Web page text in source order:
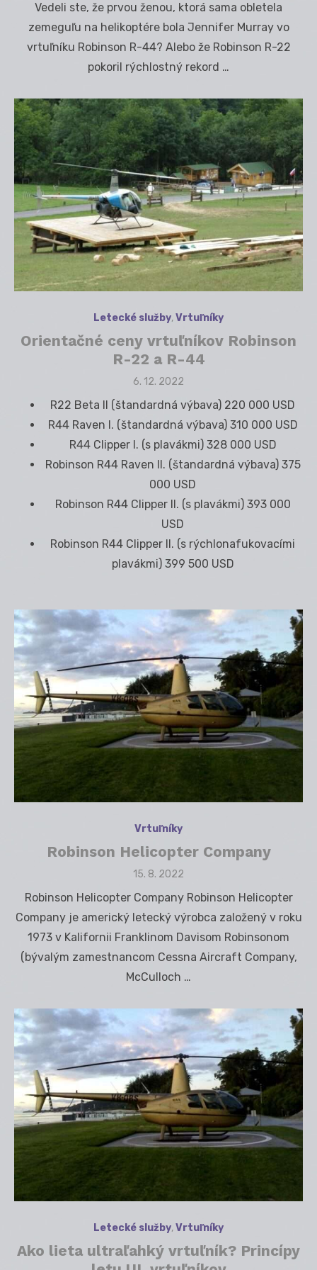
Vedeli ste, že prvou ženou, ktorá sama obletela
zemeguľu na helikoptére bola Jennifer Murray vo
vrtuľníku Robinson R-44? Alebo že Robinson R-22
pokoril rýchlostný rekord …
Letecké služby,Vrtuľníky
Orientačné ceny vrtuľníkov Robinson
R-22 a R-44
Posted
6. 12. 2022
R22 Beta II (štandardná výbava) 220 000 USD
R44 Raven I. (štandardná výbava) 310 000 USD
R44 Clipper I. (s plavákmi) 328 000 USD
Robinson R44 Raven II. (štandardná výbava) 375
000 USD
Robinson R44 Clipper II. (s plavákmi) 393 000
USD
Robinson R44 Clipper II. (s rýchlonafukovacími
plavákmi) 399 500 USD
Vrtuľníky
Robinson Helicopter Company
Posted
15. 8. 2022
Robinson Helicopter Company Robinson Helicopter
Company je americký letecký výrobca založený v roku
1973 v Kalifornii Franklinom Davisom Robinsonom
(bývalým zamestnancom Cessna Aircraft Company,
McCulloch …
Letecké služby,Vrtuľníky
Ako lieta ultraľahký vrtuľník? Princípy